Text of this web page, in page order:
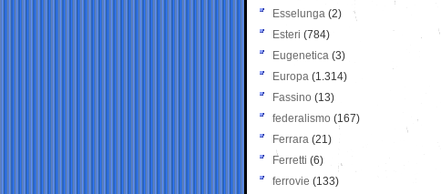
Esselunga (2)
Esteri (784)
Eugenetica (3)
Europa (1.314)
Fassino (13)
federalismo (167)
Ferrara (21)
Ferretti (6)
ferrovie (133)